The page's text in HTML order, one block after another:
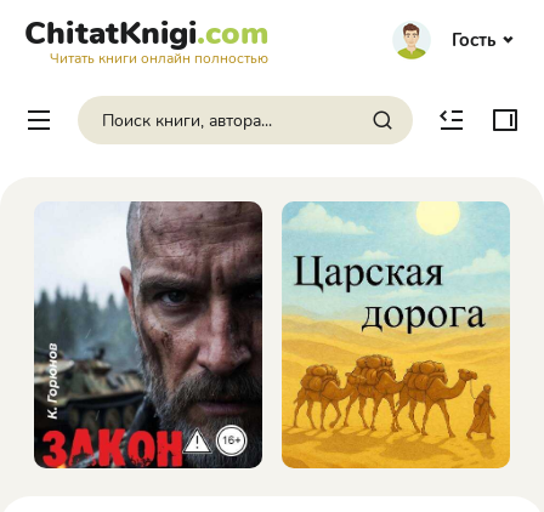
ChitatKnigi.com
Читать книги онлайн полностью
Гость